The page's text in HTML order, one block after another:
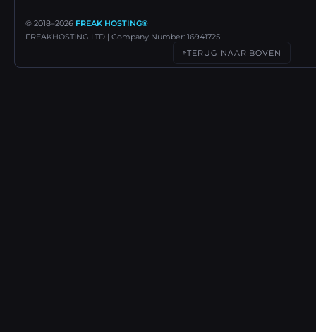
© 2018–2026 FREAK HOSTING®
FREAKHOSTING LTD | Company Number: 16941725
↑TERUG NAAR BOVEN